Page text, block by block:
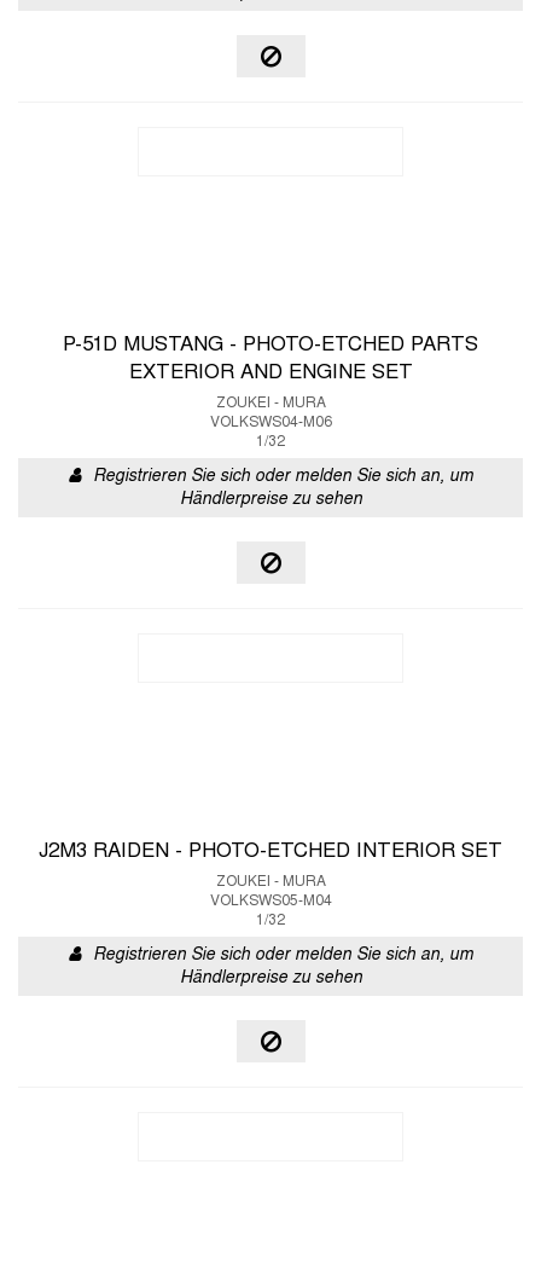
P-51D MUSTANG - PHOTO-ETCHED PARTS
EXTERIOR AND ENGINE SET
ZOUKEI - MURA
VOLKSWS04-M06
1/32
Registrieren Sie sich oder melden Sie sich an, um
Händlerpreise zu sehen
J2M3 RAIDEN - PHOTO-ETCHED INTERIOR SET
ZOUKEI - MURA
VOLKSWS05-M04
1/32
Registrieren Sie sich oder melden Sie sich an, um
Händlerpreise zu sehen